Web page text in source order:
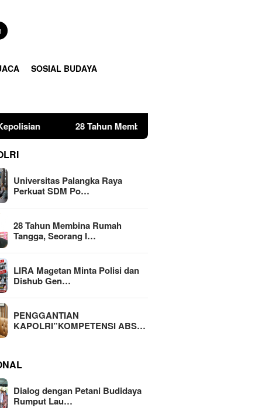
SOSIAL BUDAYA
28 Tahun Membina Rumah Tangga, Seorang Ibu Lima Anak
Universitas Palangka Raya
Perkuat SDM Po…
28 Tahun Membina Rumah
Tangga, Seorang I…
LIRA Magetan Minta Polisi dan
Dishub Gen…
PENGGANTIAN
KAPOLRI”KOMPETENSI ABS…
Dialog dengan Petani Budidaya
Rumput Lau…